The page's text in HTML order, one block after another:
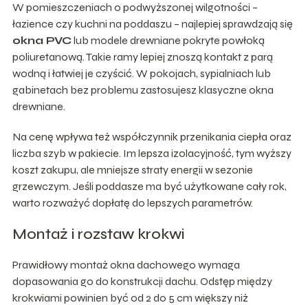
W pomieszczeniach o podwyższonej wilgotności –
łazience czy kuchni na poddaszu – najlepiej sprawdzają się
okna PVClub modele drewniane pokryte powłoką
poliuretanową. Takie ramy lepiej znoszą kontakt z parą
wodną i łatwiej je czyścić. W pokojach, sypialniach lub
gabinetach bez problemu zastosujesz klasyczne okna
drewniane.
Na cenę wpływa też współczynnik przenikania ciepła oraz
liczba szyb w pakiecie. Im lepsza izolacyjność, tym wyższy
koszt zakupu, ale mniejsze straty energii w sezonie
grzewczym. Jeśli poddasze ma być użytkowane cały rok,
warto rozważyć dopłatę do lepszych parametrów.
Montaż i rozstaw krokwi
Prawidłowy montaż okna dachowego wymaga
dopasowania go do konstrukcji dachu. Odstęp między
krokwiami powinien być od 2 do 5 cm większy niż